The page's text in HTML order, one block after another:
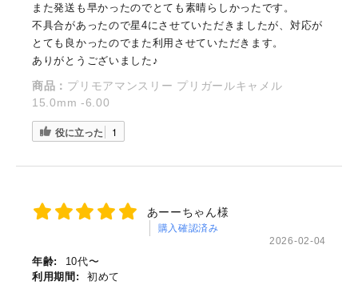
また発送も早かったのでとても素晴らしかったです。
不具合があったので星4にさせていただきましたが、対応が
とても良かったのでまた利用させていただきます。
ありがとうございました♪
商品： プリモアマンスリー プリガールキャメル
15.0mm -6.00
役に立った 1
あーーちゃん様
購入確認済み
2026-02-04
年齢:
10代〜
利用期間:
初めて